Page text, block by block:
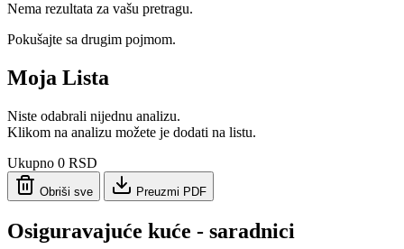
Nema rezultata za vašu pretragu.
Pokušajte sa drugim pojmom.
Moja Lista
Niste odabrali nijednu analizu.
Klikom na analizu možete je dodati na listu.
Ukupno 0 RSD
Obriši sve Preuzmi PDF
Osiguravajuće kuće - saradnici